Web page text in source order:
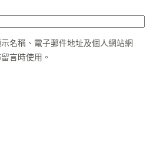
名稱、電子郵件地址及個人網站網
言時使用。